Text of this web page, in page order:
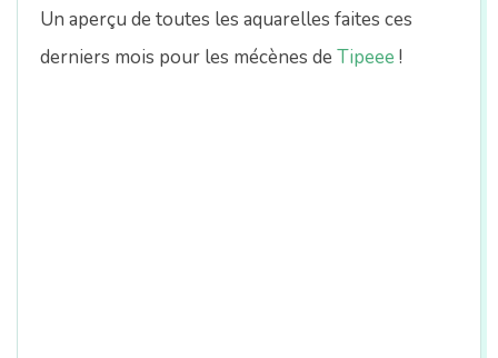
nUn aperçu de toutes les aquarelles faites ces
derniers mois pour les mécènes de Tipeee !